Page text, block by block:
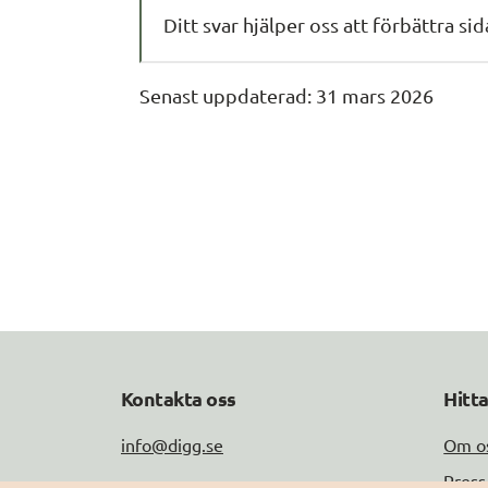
Ditt svar hjälper oss att förbättra
Senast uppdaterad: 31 mars 2026
Kontakta oss
info@digg.se
Om
Press